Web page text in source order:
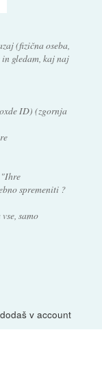
(fizična oseba,
gledam, kaj naj
ID) (zgornja
"Ihre
spremeniti ?
samo
v account